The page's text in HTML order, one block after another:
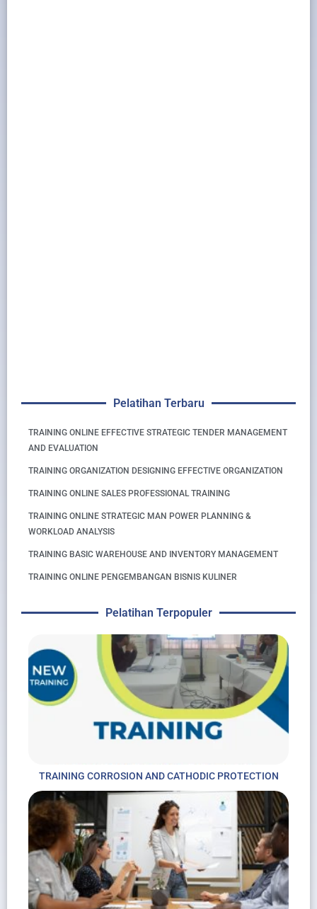
Pelatihan Terbaru
TRAINING ONLINE EFFECTIVE STRATEGIC TENDER MANAGEMENT
AND EVALUATION
TRAINING ORGANIZATION DESIGNING EFFECTIVE ORGANIZATION
TRAINING ONLINE SALES PROFESSIONAL TRAINING
TRAINING ONLINE STRATEGIC MAN POWER PLANNING &
WORKLOAD ANALYSIS
TRAINING BASIC WAREHOUSE AND INVENTORY MANAGEMENT
TRAINING ONLINE PENGEMBANGAN BISNIS KULINER
Pelatihan Terpopuler
TRAINING CORROSION AND CATHODIC PROTECTION